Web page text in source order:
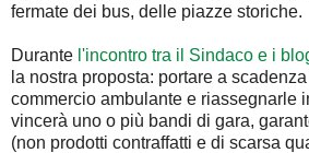
fermate dei bus, delle piazze storiche.
Durante l'incontro tra il Sindaco e i
la nostra proposta: portare a
commercio ambulante e riassegnarle
vincerà uno o più bandi di gara,
(non prodotti contraffatti e di scarsa